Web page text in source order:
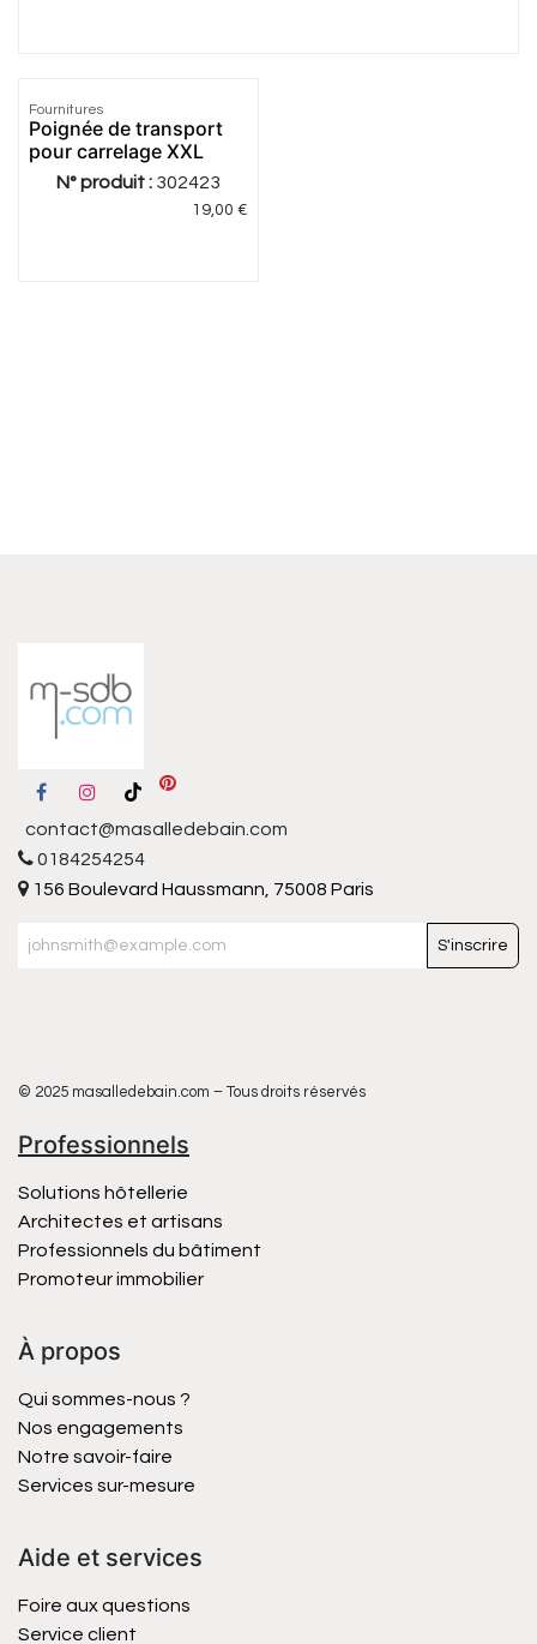
Fournitures
Poignée de transport
pour carrelage XXL
N° produit : 302423
19,00 €
contact@masalledebain.com
0184254254
156 Boulevard Haussmann, 75008 Paris
S'inscrire
© 2025 masalledebain.com – Tous droits réservés
Professionnels
Solutions hôtellerie
Architectes et artisans
Professionnels du bâtiment
Promoteur immobilier
À propos
Qui sommes-nous ?
Nos engagements
Notre savoir-faire
Services sur-mesure
Aide et services
Foire aux questions
Service client